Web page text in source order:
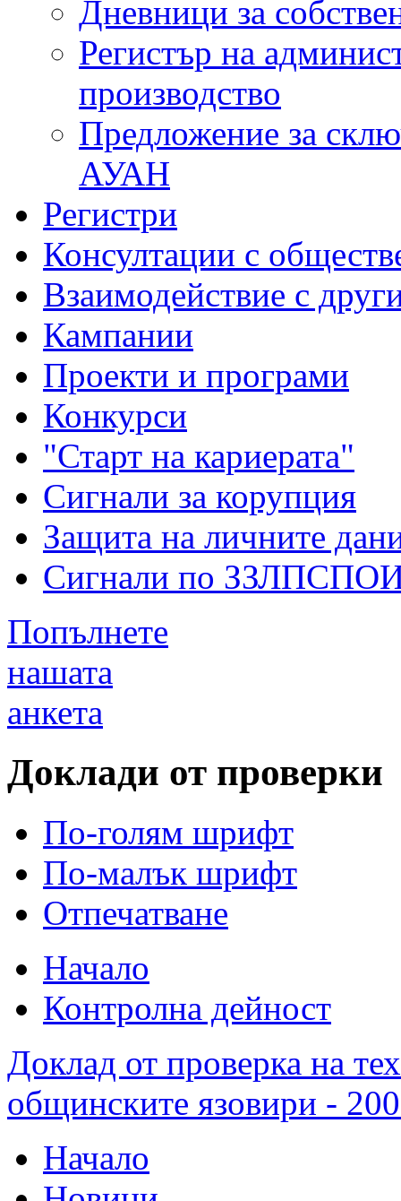
Дневници за
Регистър на
производство
Предложение за
АУАН
Регистри
Консултации с
Взаимодействие с
Кампании
Проекти и програми
Конкурси
"Старт на кариерата"
Сигнали за корупция
Защита на личните
Сигнали по
Попълнете
нашата
анкета
Доклади от проверки
По-голям шрифт
По-малък шрифт
Отпечатване
Начало
Контролна дейност
Доклад от проверка на
общинските язовири -
Начало